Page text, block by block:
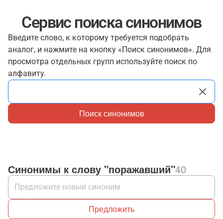
Сервис поиска синонимов
Введите слово, к которому требуется подобрать
аналог, и нажмите на кнопку «Поиск синонимов». Для
просмотра отдельных групп используйте поиск по
алфавиту.
Поиск синонимов
Синонимы к слову "поражавший"40
Предложить